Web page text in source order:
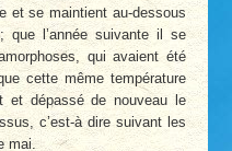
et se maintient au-dessous
l’année suivante il se
qui avaient été
cette même température
et dépassé de nouveau le
c’est-à dire suivant les
mai.